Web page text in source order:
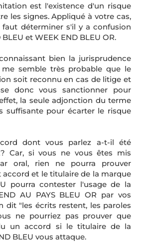
est l'existence d'un risque
les signes. Appliqué à votre cas,
déterminer s'il y a confusion
et WEEK END BLEU OR.
bien la jurisprudence
semble très probable que le
soit reconnu en cas de litige et
donc vous sanctionner pour
la seule adjonction du terme
suffisante pour écarter le risque
dont vous parlez a-t-il été
? Car, si vous ne vous êtes mis
oral, rien ne pourra prouver
accord et le titulaire de la marque
pourra contester l'usage de la
AU PAYS BLEU OR par vos
dit "les écrits restent, les paroles
ne pourriez pas prouver que
un accord si le titulaire de la
BLEU vous attaque.